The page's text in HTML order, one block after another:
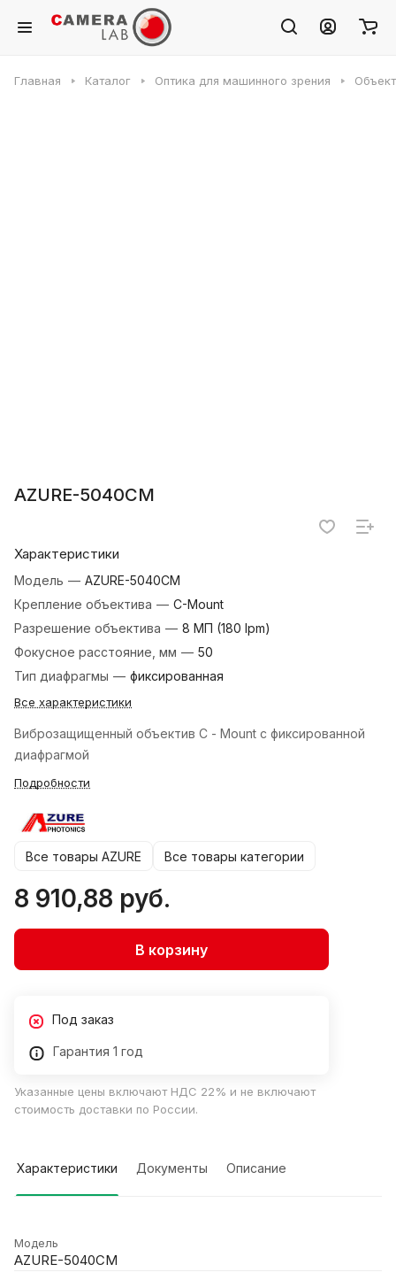
Главная Каталог Оптика для машинного зрения
AZURE-5040CM
Характеристики
Модель — AZURE-5040CM
Крепление объектива — C-Mount
Разрешение объектива — 8 МП (180 lpm)
Фокусное расстояние, мм — 50
Тип диафрагмы — фиксированная
Все характеристики
Виброзащищенный объектив C - Mount с фиксированной
диафрагмой
Подробности
Все товары AZURE Все товары категории
8 910,88 руб.
В корзину
Под заказ
Гарантия 1 год
Указанные цены включают НДС 22% и не включают
стоимость доставки по России.
Характеристики Документы Описание
Модель
AZURE-5040CM